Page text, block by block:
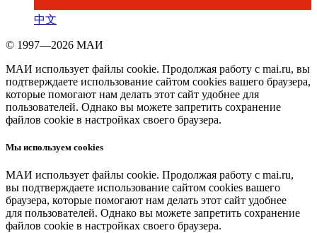
中文
© 1997—2026 МАИ
МАИ использует файлы cookie. Продолжая работу с mai.ru, вы
подтверждаете использование сайтом cookies вашего браузера,
которые помогают нам делать этот сайт удобнее для
пользователей. Однако вы можете запретить сохранение
файлов cookie в настройках своего браузера.
Мы используем cookies
МАИ использует файлы cookie. Продолжая работу с mai.ru,
вы подтверждаете использование сайтом cookies вашего
браузера, которые помогают нам делать этот сайт удобнее
для пользователей. Однако вы можете запретить сохранение
файлов cookie в настройках своего браузера.